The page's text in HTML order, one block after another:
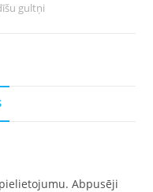
gultņi
Abpusēji